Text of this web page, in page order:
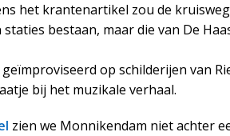
het krantenartikel zou de
bestaan, maar die van De
op schilderijen van
bij het muzikale verhaal.
zien we Monnikendam niet achter